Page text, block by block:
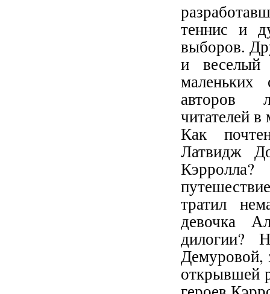
теннис и
выборов.
и веселый
авторов
читателей в
Как
Латвидж
Кэрролла?
тратил
девочка
дилогии?
Демуровой,
открывшей